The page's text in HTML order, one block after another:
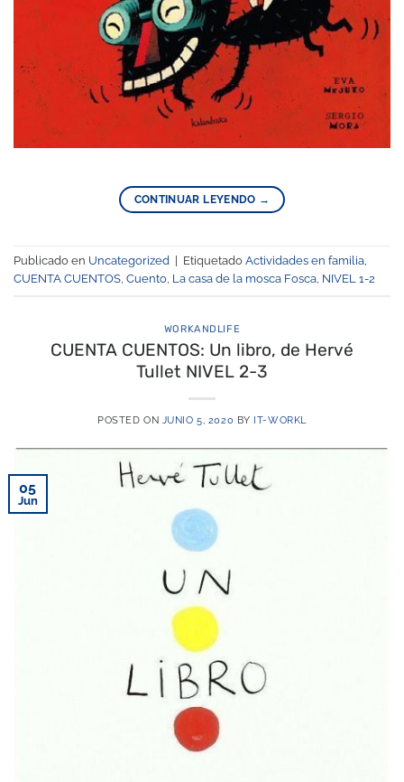
CONTINUAR LEYENDO →
Publicado en Uncategorized Etiquetado Actividades en familia,
CUENTA CUENTOS, Cuento, La casa de la mosca Fosca, NIVEL 1-2
WORKANDLIFE
CUENTA CUENTOS: Un libro, de Hervé
Tullet NIVEL 2-3
POSTED ON JUNIO 5, 2020 BY IT-WORKL
05
Jun